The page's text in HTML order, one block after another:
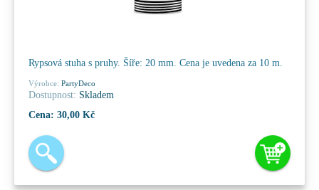
Rypsová stuha s pruhy. Šíře: 20 mm. Cena je uvedena za 10 m.
Výrobce: PartyDeco
Dostupnost: Skladem
Cena: 30,00 Kč